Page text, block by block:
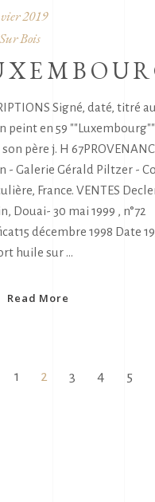
2019
Sur Bois
Signé, daté, titré
peint en 59
père j. H
- Galerie Gérald Piltzer -
France. VENTES
Douai- 30 mai 1999 , n°72
décembre 1998 Date
huile sur
Read More
1 2 3 4 5